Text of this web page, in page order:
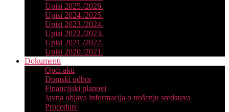
Upisi 2025./2026.
Upisi 2024./2025.
Upisi 2023./2024.
Upisi 2022./2023.
Upisi 2021./2022.
Upisi 2020./2021.
Dokumenti
Opći akti
Domski odbor
Financijski planovi
Javna objava informacija o trošenju sredstava
Procedure